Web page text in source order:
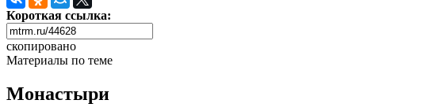
Короткая ссылка:
скопировано
Материалы по теме
Монастыри